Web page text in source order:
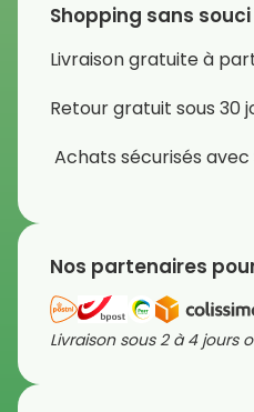
Shopping sans souci
Livraison gratuite à
Retour gratuit sous 30
Achats sécurisés avec
Nos partenaires
Livraison sous 2 à 4 jours